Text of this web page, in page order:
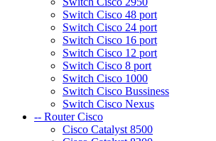
Switch Cisco 48 port
Switch Cisco 24 port
Switch Cisco 16 port
Switch Cisco 12 port
Switch Cisco 8 port
Switch Cisco 1000
Switch Cisco Bussiness
Switch Cisco Nexus
-- Router Cisco
Cisco Catalyst 8500